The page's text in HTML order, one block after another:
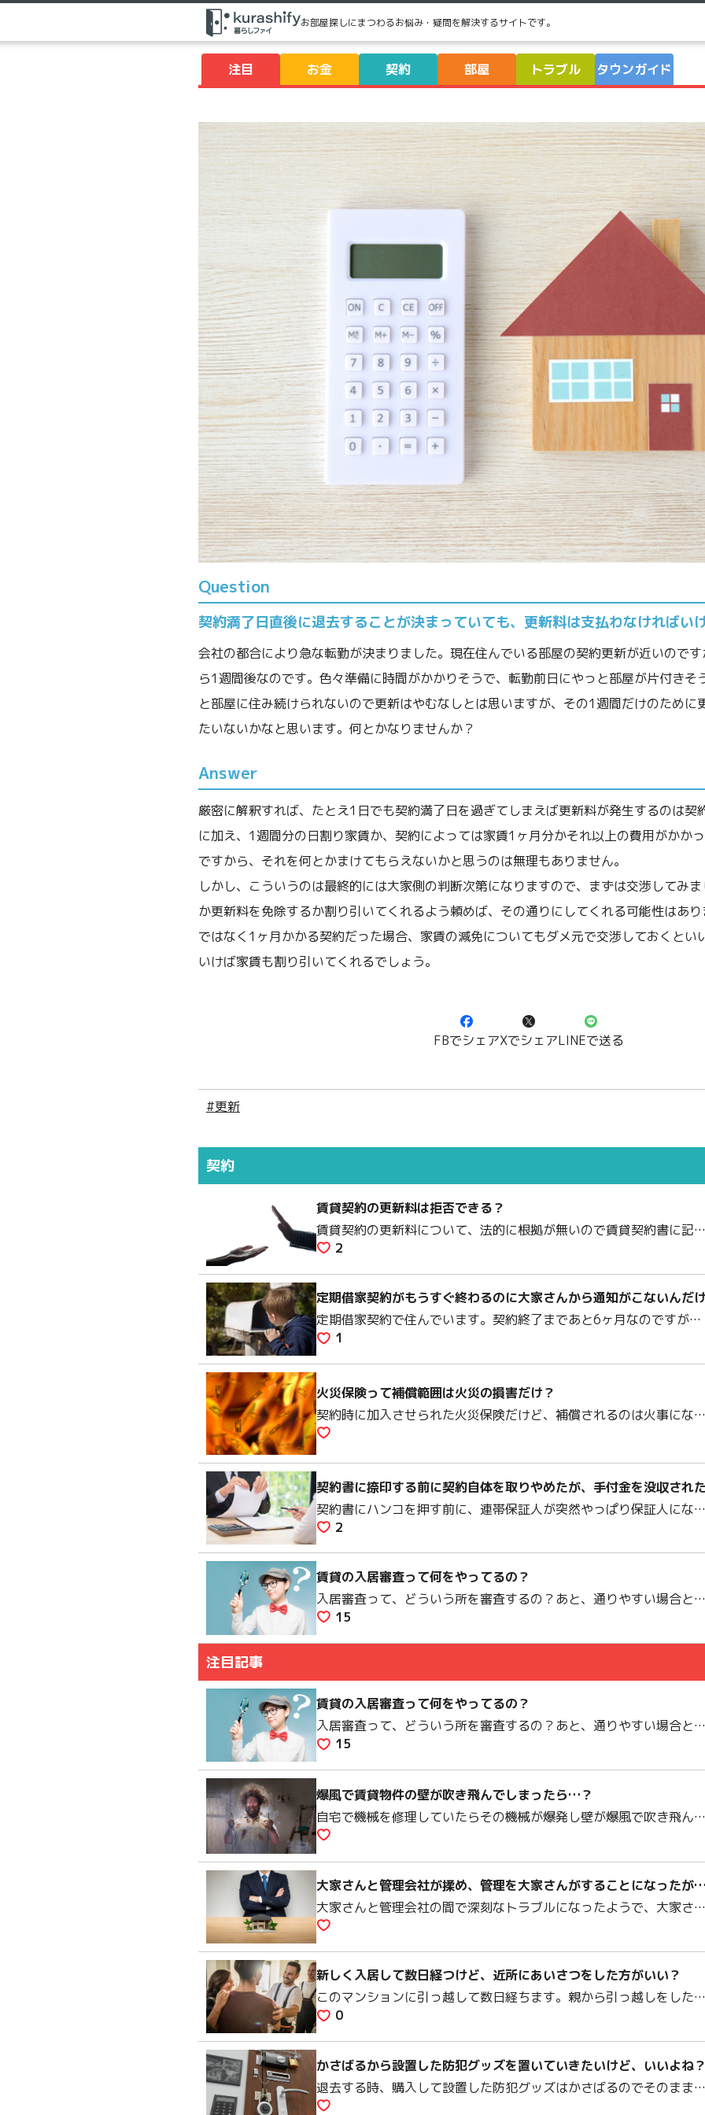
お部屋探しにまつわるお悩み・疑問を解決するサイトです。
注目 お金 契約 部屋 トラブル タウンガイド
契約満了日直後に退去することが決まっていても、更新料は支払わなければい
Question
会社の都合により急な転勤が決まりました。現在住んでいる部屋の契約更新が近いので
ら1週間後なのです。色々準備に時間がかかりそうで、転勤前日にやっと部屋が片付きそ
と部屋に住み続けられないので更新はやむなしとは思いますが、その1週間だけのために
たいないかなと思います。何とかなりませんか？
Answer
厳密に解釈すれば、たとえ1日でも契約満了日を過ぎてしまえば更新料が発生するのは契
に加え、1週間分の日割り家賃か、契約によっては家賃1ヶ月分かそれ以上の費用がかか
ですから、それを何とかまけてもらえないかと思うのは無理もありません。
しかし、こういうのは最終的には大家側の判断次第になりますので、まずは交渉してみ
か更新料を免除するか割り引いてくれるよう頼めば、その通りにしてくれる可能性はあ
ではなく1ヶ月かかる契約だった場合、家賃の減免についてもダメ元で交渉しておくとい
いけば家賃も割り引いてくれるでしょう。
FBでシェアXでシェアLINEで送る
#更新
契約
賃貸契約の更新料は拒否できる？
賃貸契約の更新料について、法的に根拠が無いので賃貸契約書に記…
2
定期借家契約がもうすぐ終わるのに大家さんから通知がこないんだ
定期借家契約で住んでいます。契約終了まであと6ヶ月なのですが…
1
火災保険って補償範囲は火災の損害だけ？
契約時に加入させられた火災保険だけど、補償されるのは火事にな…
契約書に捺印する前に契約自体を取りやめたが、手付金を没収された
契約書にハンコを押す前に、連帯保証人が突然やっぱり保証人にな…
2
賃貸の入居審査って何をやってるの？
入居審査って、どういう所を審査するの？あと、通りやすい場合と…
15
注目記事
賃貸の入居審査って何をやってるの？
入居審査って、どういう所を審査するの？あと、通りやすい場合と…
15
爆風で賃貸物件の壁が吹き飛んでしまったら…？
自宅で機械を修理していたらその機械が爆発し壁が爆風で吹き飛ん…
大家さんと管理会社が揉め、管理を大家さんがすることになったが…
大家さんと管理会社の間で深刻なトラブルになったようで、大家さ…
新しく入居して数日経つけど、近所にあいさつをした方がいい？
このマンションに引っ越して数日経ちます。親から引っ越しをした…
0
かさばるから設置した防犯グッズを置いていきたいけど、いいよね？
退去する時、購入して設置した防犯グッズはかさばるのでそのまま…